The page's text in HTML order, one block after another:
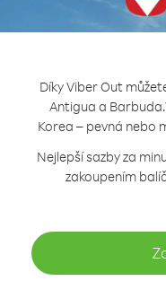
Díky Viber Out
Antigua a Barbuda.
Korea – pevná nebo
Nejlepší sazby za
zakoupením